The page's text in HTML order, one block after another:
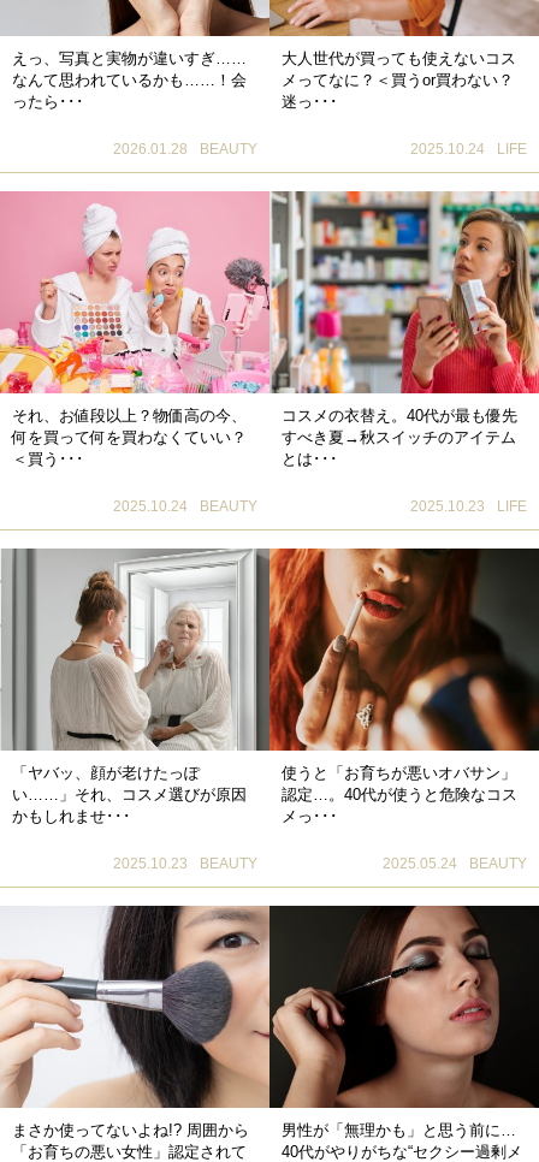
えっ、写真と実物が違いすぎ……
なんて思われているかも……！会
ったら･･･
2026.01.28 BEAUTY
大人世代が買っても使えないコス
メってなに？＜買うor買わない？
迷っ･･･
2025.10.24 LIFE
それ、お値段以上？物価高の今、
何を買って何を買わなくていい？
＜買う･･･
2025.10.24 BEAUTY
コスメの衣替え。40代が最も優先
すべき夏→秋スイッチのアイテム
とは･･･
2025.10.23 LIFE
「ヤバッ、顔が老けたっぽ
い……」それ、コスメ選びが原因
かもしれませ･･･
2025.10.23 BEAUTY
使うと「お育ちが悪いオバサン」
認定…。40代が使うと危険なコス
メっ･･･
2025.05.24 BEAUTY
まさか使ってないよね!? 周囲から
「お育ちの悪い女性」認定されて
男性が「無理かも」と思う前に…
40代がやりがちな“セクシー過剰メ